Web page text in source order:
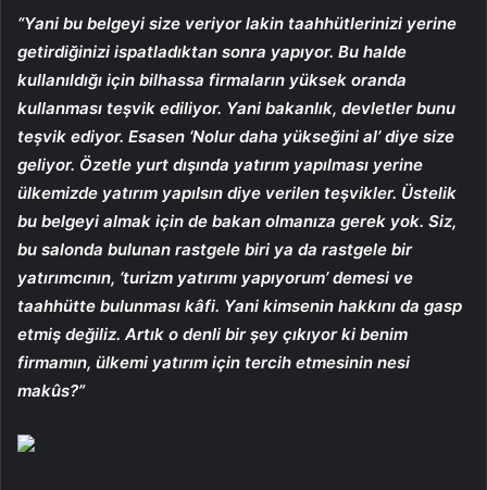
“Yani bu belgeyi size veriyor lakin taahhütlerinizi yerine
getirdiğinizi ispatladıktan sonra yapıyor. Bu halde
kullanıldığı için bilhassa firmaların yüksek oranda
kullanması teşvik ediliyor. Yani bakanlık, devletler bunu
teşvik ediyor. Esasen ‘Nolur daha yükseğini al’ diye size
geliyor. Özetle yurt dışında yatırım yapılması yerine
ülkemizde yatırım yapılsın diye verilen teşvikler. Üstelik
bu belgeyi almak için de bakan olmanıza gerek yok. Siz,
bu salonda bulunan rastgele biri ya da rastgele bir
yatırımcının, ‘turizm yatırımı yapıyorum’ demesi ve
taahhütte bulunması kâfi. Yani kimsenin hakkını da gasp
etmiş değiliz. Artık o denli bir şey çıkıyor ki benim
firmamın, ülkemi yatırım için tercih etmesinin nesi
makûs?”